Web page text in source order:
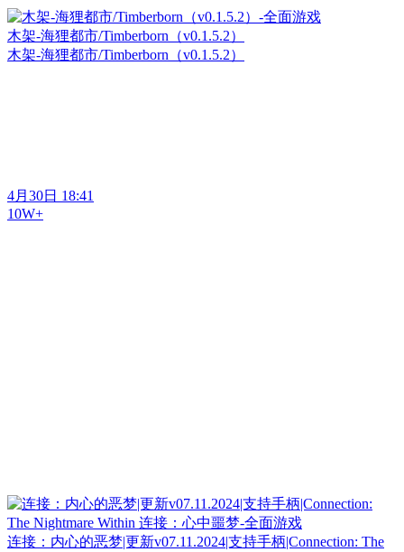
木架-海狸都市/Timberborn（v0.1.5.2）
木架-海狸都市/Timberborn（v0.1.5.2）
4月30日 18:41
10W+
连接：内心的恶梦|更新v07.11.2024|支持手柄|Connection: The